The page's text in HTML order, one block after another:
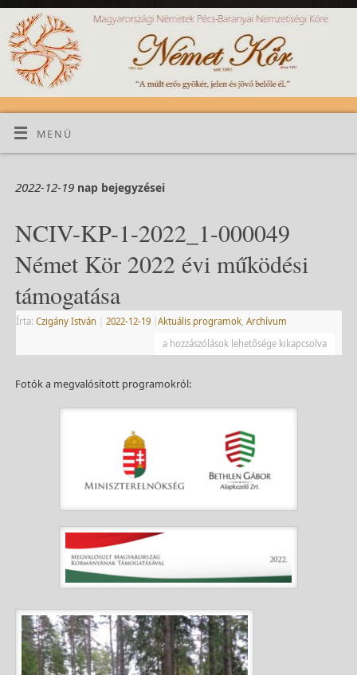
MENÜ
2022-12-19nap bejegyzései
NCIV-KP-1-2022_1-000049
Német Kör 2022 évi működési
támogatása
Írta: Czigány István 2022-12-19 Aktuális programok, Archívum
a hozzászólások lehetősége kikapcsolva
Fotók a megvalósított programokról: